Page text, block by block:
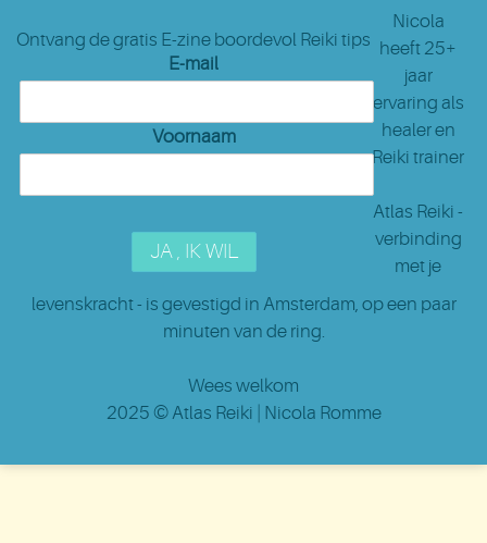
Ontvang de gratis E-zine boordevol Reiki tips
E-mail
Voornaam
Nicola
heeft 25+
jaar
ervaring als
healer en
Reiki trainer
Atlas Reiki -
verbinding
met je
levenskracht - is gevestigd in Amsterdam, op een paar
minuten van de ring.
Wees welkom
2025 ©Atlas Reiki | Nicola Romme